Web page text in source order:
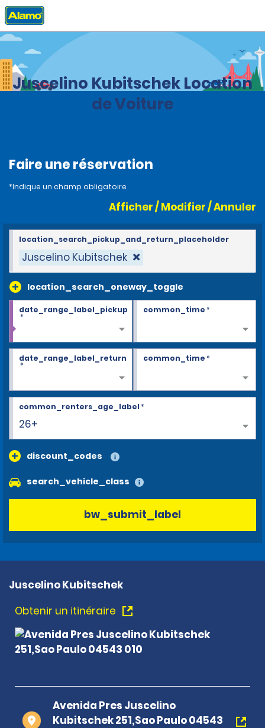
Accueil Agences
Juscelino Kubitschek Location
de Voiture
Faire une réservation
*Indique un champ obligatoire
Afficher / Modifier / Annuler
Juscelino Kubitschek
location_search_oneway_toggle
location_search_pickup_and_return_placeholder
date_range_label_pickup
*
common_time*
date_range_label_return
*
common_time*
26+
common_renters_age_label*
discount_codes
search_vehicle_class
bw_submit_label
Juscelino Kubitschek
Obtenir un itinéraire
Avenida Pres Juscelino
Kubitschek 251,Sao Paulo 04543